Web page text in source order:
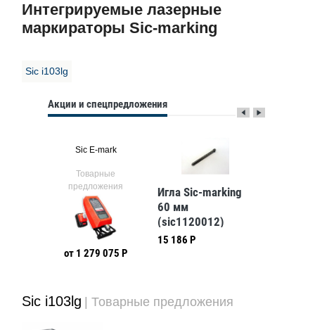
Интегрируемые лазерные
маркираторы Sic-marking
Sic i103lg
Акции и спецпредложения
Sic E-mark
Товарные
предложения
от 1 279 075 Р
Игла Sic-marking
60 мм
(sic1120012)
15 186 Р
Sic i103lg | Товарные предложения